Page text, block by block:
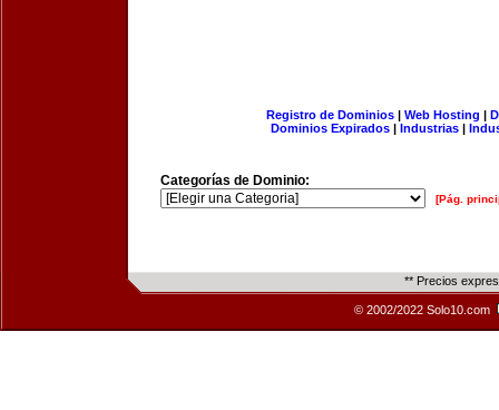
Registro de Dominios| Web Hosting |
Dominios Expirados | Industrias |
Categorías de Dominio:
[Pág.
** Precios
© 2002/2022 Solo10.com